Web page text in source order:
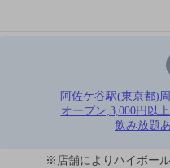
阿佐ケ谷駅(東京都)
オープン,3,000円以
飲み放題
※店舗によりハイボー